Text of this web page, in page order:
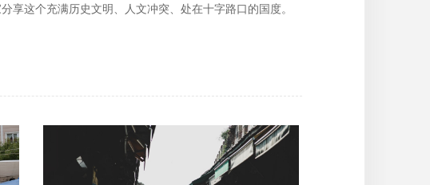
这个充满历史文明、人文冲突、处在十字路口的国度。